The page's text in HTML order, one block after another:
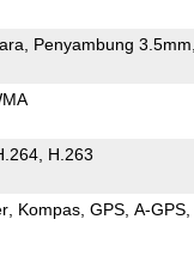
Penyambung 3.5mm
H.263
Kompas GPS A-GPS